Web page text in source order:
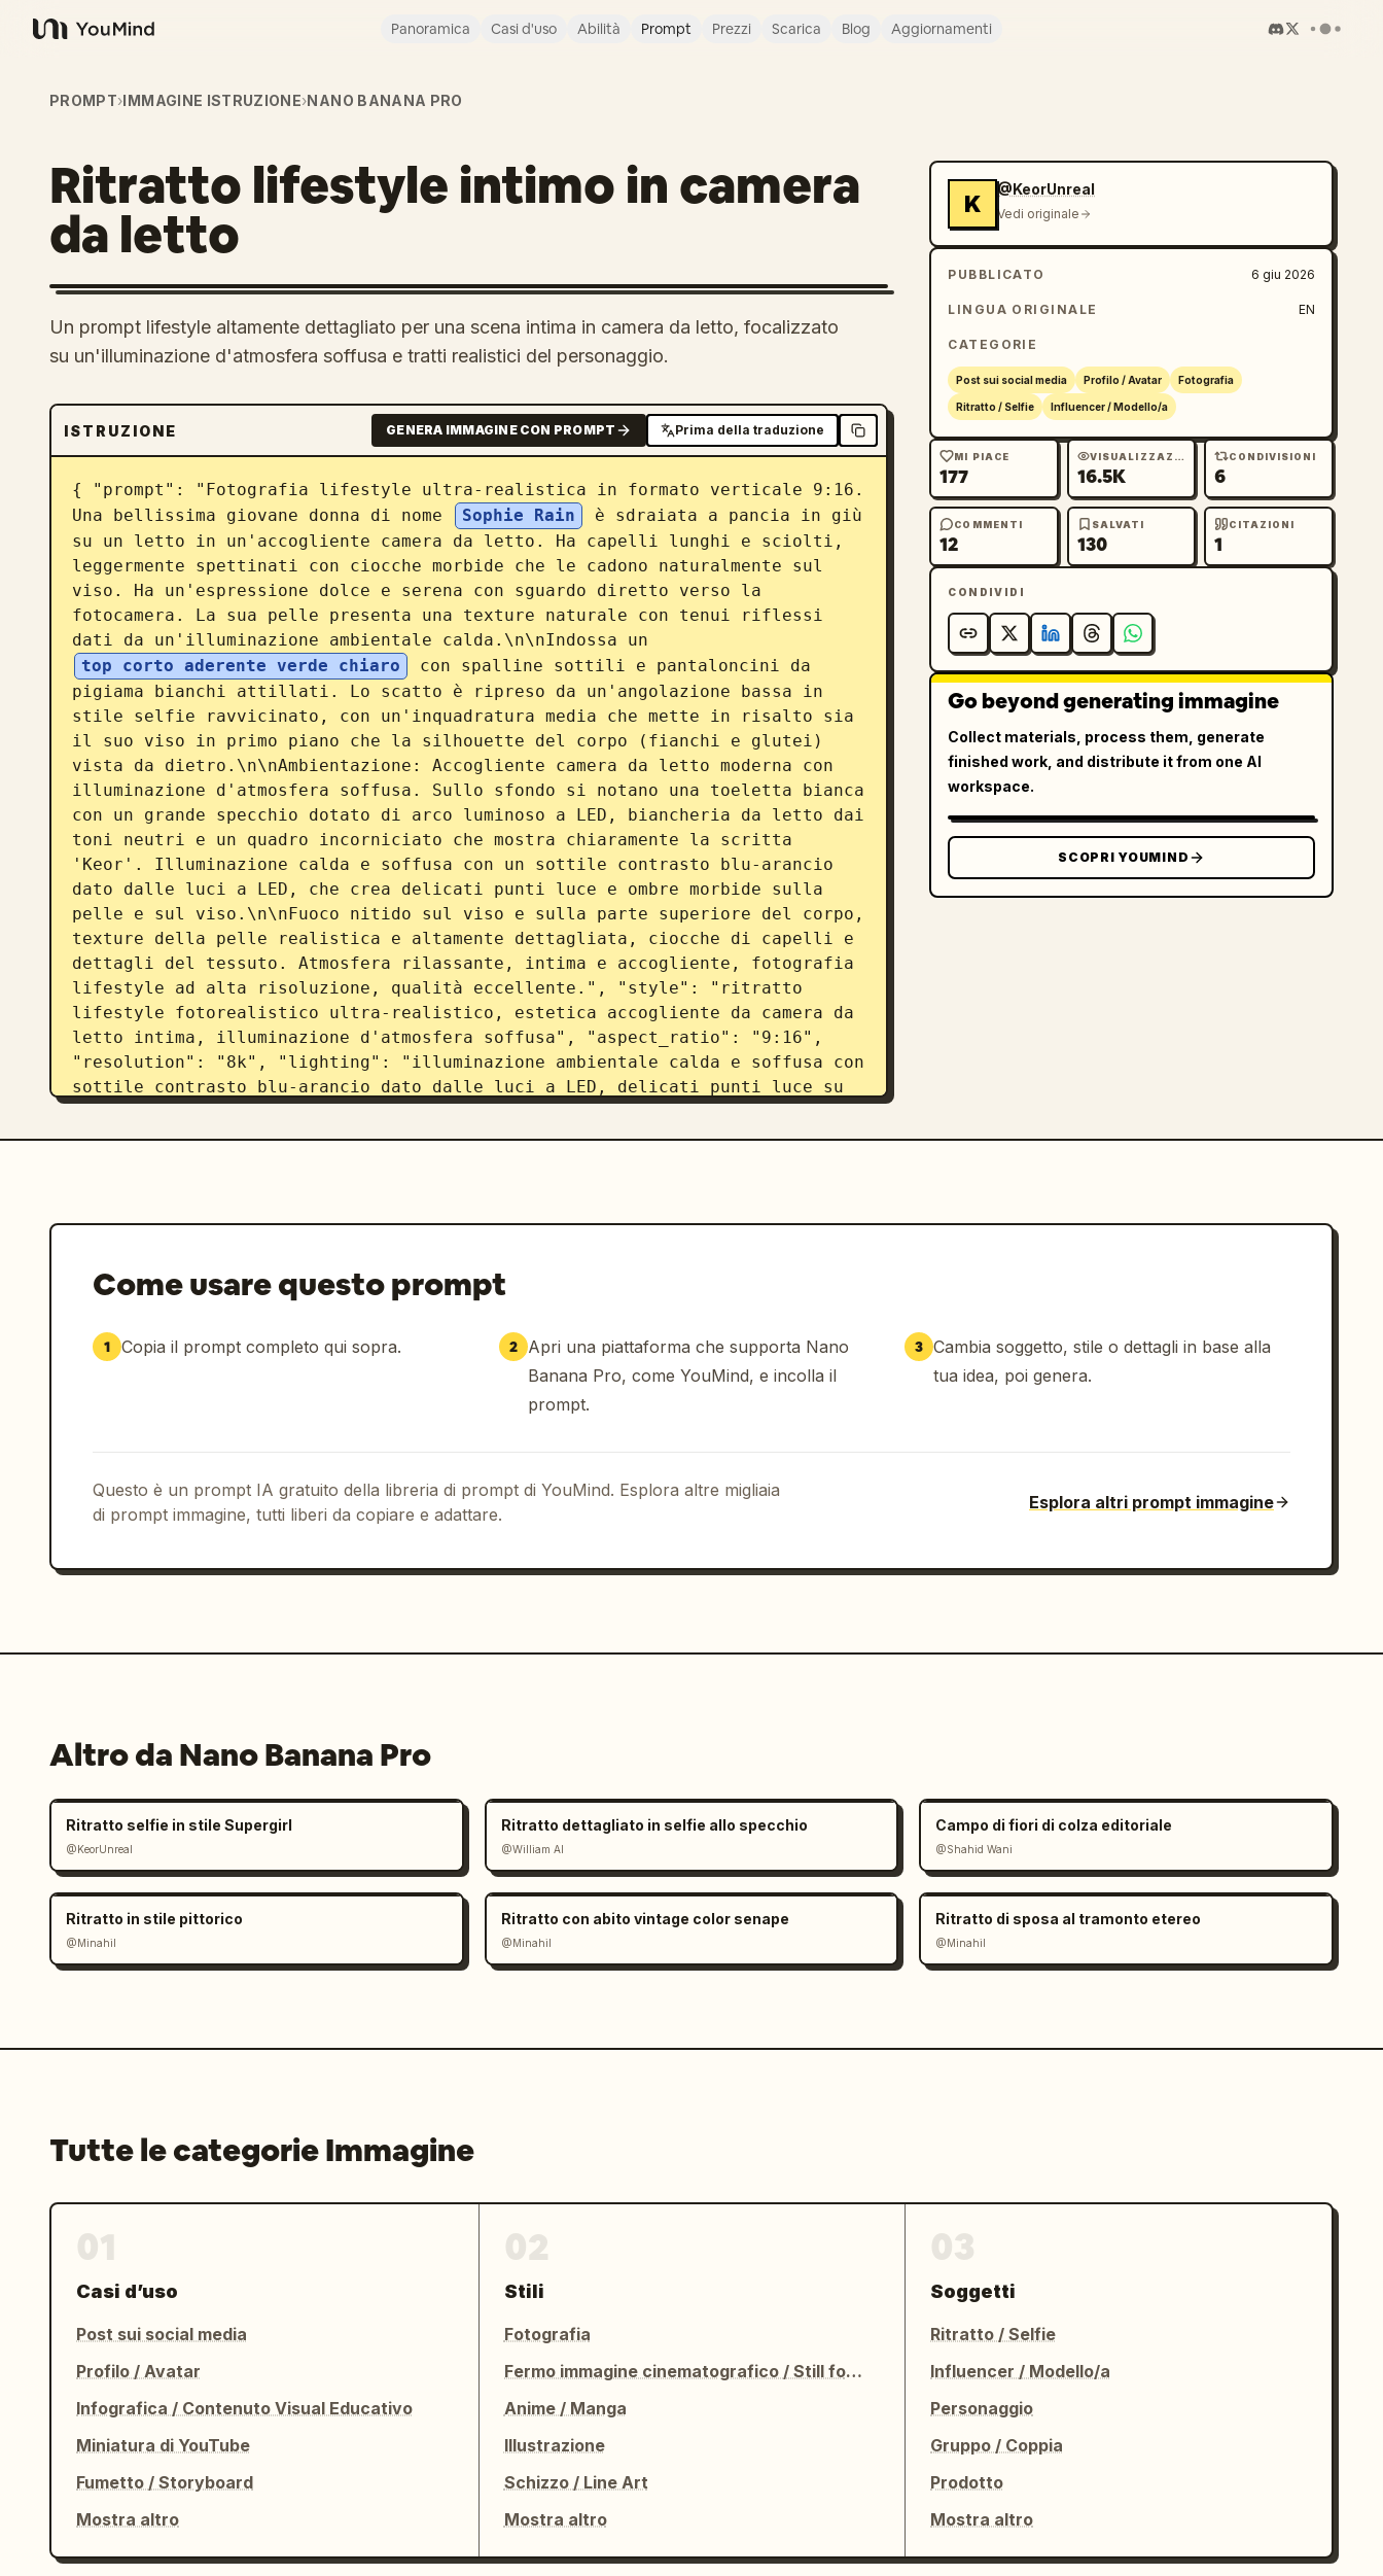
YouMind
Panoramica Casi d'uso Abilità Prompt Prezzi Scarica Blog Aggiornamenti
PROMPT›IMMAGINE ISTRUZIONE›NANO BANANA PRO
Ritratto lifestyle intimo in camera
da letto
Un prompt lifestyle altamente dettagliato per una scena intima in camera da letto, focalizzato
su un'illuminazione d'atmosfera soffusa e tratti realistici del personaggio.
ISTRUZIONE GENERA IMMAGINE CON PROMPT Prima della traduzione
{ "prompt": "Fotografia lifestyle ultra-realistica in formato verticale 9:16.
Una bellissima giovane donna di nome
Sophie Rain
è sdraiata a pancia in giù
su un letto in un'accogliente camera da letto. Ha capelli lunghi e sciolti,
leggermente spettinati con ciocche morbide che le cadono naturalmente sul
viso. Ha un'espressione dolce e serena con sguardo diretto verso la
fotocamera. La sua pelle presenta una texture naturale con tenui riflessi
dati da un'illuminazione ambientale calda.\n\nIndossa un
top corto aderente verde chiaro
con spalline sottili e pantaloncini da
pigiama bianchi attillati. Lo scatto è ripreso da un'angolazione bassa in
stile selfie ravvicinato, con un'inquadratura media che mette in risalto sia
il suo viso in primo piano che la silhouette del corpo (fianchi e glutei)
vista da dietro.\n\nAmbientazione: Accogliente camera da letto moderna con
illuminazione d'atmosfera soffusa. Sullo sfondo si notano una toeletta bianca
con un grande specchio dotato di arco luminoso a LED, biancheria da letto dai
toni neutri e un quadro incorniciato che mostra chiaramente la scritta
'Keor'. Illuminazione calda e soffusa con un sottile contrasto blu-arancio
dato dalle luci a LED, che crea delicati punti luce e ombre morbide sulla
pelle e sul viso.\n\nFuoco nitido sul viso e sulla parte superiore del corpo,
texture della pelle realistica e altamente dettagliata, ciocche di capelli e
dettagli del tessuto. Atmosfera rilassante, intima e accogliente, fotografia
lifestyle ad alta risoluzione, qualità eccellente.", "style": "ritratto
lifestyle fotorealistico ultra-realistico, estetica accogliente da camera da
letto intima, illuminazione d'atmosfera soffusa", "aspect_ratio": "9:16",
"resolution": "8k", "lighting": "illuminazione ambientale calda e soffusa con
sottile contrasto blu-arancio dato dalle luci a LED, delicati punti luce su
"camera_angle": "stile selfie ravvicinato dal basso, inquadratura media che
"top corto aderente verde chiaro con spalline sottili", "bottom":
giù sul letto, posizione rilassata e naturale" }, "environment": {
"location": "accogliente camera da letto moderna", "details": "toeletta
bianca con specchio ad arco LED, biancheria da letto neutra, quadro con
scritta 'Keor'", "atmosphere": "atmosfera notturna rilassante, intima e
texture della pelle, ciocche di capelli e dettagli del tessuto altamente
dettagliati", "focus": "fuoco nitido sul viso con profondità di campo
naturale", "overall_vibe": "ritratto lifestyle intimo, accogliente e
K
@KeorUnreal
Vedi originale
PUBBLICATO 6 giu 2026
LINGUA ORIGINALE EN
CATEGORIE
Post sui social media Profilo / Avatar Fotografia
Ritratto / Selfie Influencer / Modello/a
MI PIACE
177
VISUALIZZAZIONI
16.5K
CONDIVISIONI
6
COMMENTI
12
SALVATI
130
CITAZIONI
1
CONDIVIDI
Go beyond generating immagine
Collect materials, process them, generate
finished work, and distribute it from one AI
workspace.
SCOPRI YOUMIND
Come usare questo prompt
1 Copia il prompt completo qui sopra. 2 Apri una piattaforma che supporta Nano
Banana Pro, come YouMind, e incolla il
prompt.
3 Cambia soggetto, stile o dettagli in base alla
tua idea, poi genera.
Questo è un prompt IA gratuito della libreria di prompt di YouMind. Esplora altre migliaia
di prompt immagine, tutti liberi da copiare e adattare.
Esplora altri prompt immagine
Altro da Nano Banana Pro
Ritratto selfie in stile Supergirl
@KeorUnreal
Ritratto dettagliato in selfie allo specchio
@William AI
Campo di fiori di colza editoriale
@Shahid Wani
Ritratto in stile pittorico
@Minahil
Ritratto con abito vintage color senape
@Minahil
Ritratto di sposa al tramonto etereo
@Minahil
Tutte le categorie Immagine
Casi d’uso
Post sui social media
Profilo / Avatar
Infografica / Contenuto Visual Educativo
Miniatura di YouTube
Fumetto / Storyboard
Mostra altro
Stili
Fotografia
Fermo immagine cinematografico / Still fotografico
Anime / Manga
Illustrazione
Schizzo / Line Art
Mostra altro
Soggetti
Ritratto / Selfie
Influencer / Modello/a
Personaggio
Gruppo / Coppia
Prodotto
Mostra altro